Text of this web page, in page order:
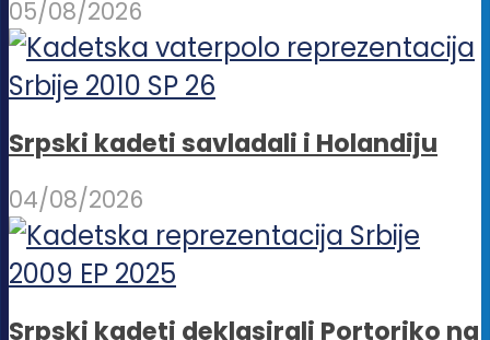
05/08/2026
Srpski kadeti savladali i Holandiju
04/08/2026
Srpski kadeti deklasirali Portoriko na